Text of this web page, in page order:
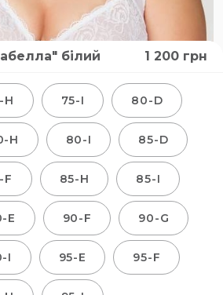
білий 1 200 грн
H 75-I 80-D
H 80-I 85-D
F 85-H 85-I
E 90-F 90-G
I 95-E 95-F